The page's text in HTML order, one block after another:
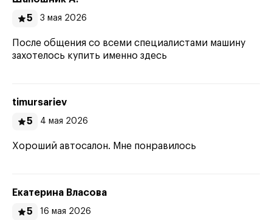
5
3 мая 2026
После общения со всеми специалистами машину
захотелось купить именно здесь
timursariev
5
4 мая 2026
Хороший автосалон. Мне понравилось
Екатерина Власова
5
16 мая 2026